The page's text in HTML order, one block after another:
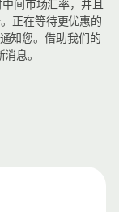
间市场汇率，并且
正在等待更优惠的
知您。借助我们的
息。